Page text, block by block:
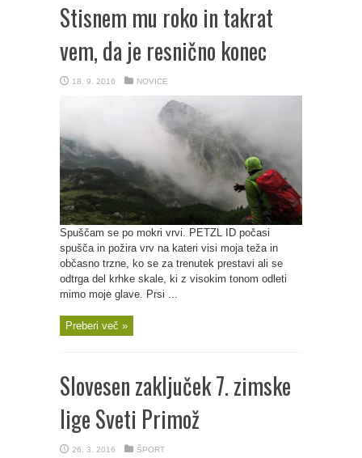
Stisnem mu roko in takrat
vem, da je resnično konec
18. 9. 2016 NOVICE
Spuščam se po mokri vrvi. PETZL ID počasi
spušča in požira vrv na kateri visi moja teža in
občasno trzne, ko se za trenutek prestavi ali se
odtrga del krhke skale, ki z visokim tonom odleti
mimo moje glave. Prsi ...
Preberi več »
Slovesen zaključek 7. zimske
lige Sveti Primož
26. 3. 2016 ŠPORT